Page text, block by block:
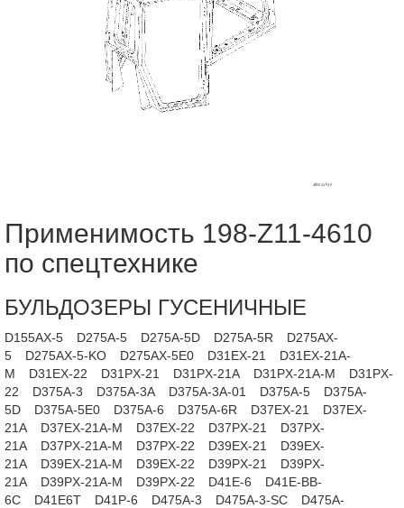
Применимость 198-Z11-4610
по спецтехнике
БУЛЬДОЗЕРЫ ГУСЕНИЧНЫЕ
D155AX-5 D275A-5 D275A-5D D275A-5R
D275AX-
5
D275AX-5-KO D275AX-5E0 D31EX-21
D31EX-21A-
M
D31EX-22 D31PX-21 D31PX-21A D31PX-21A-M
D31PX-
22
D375A-3 D375A-3A D375A-3A-01 D375A-5
D375A-
5D
D375A-5E0 D375A-6 D375A-6R D37EX-21
D37EX-
21A
D37EX-21A-M D37EX-22 D37PX-21
D37PX-
21A
D37PX-21A-M D37PX-22 D39EX-21
D39EX-
21A
D39EX-21A-M D39EX-22 D39PX-21
D39PX-
21A
D39PX-21A-M D39PX-22 D41E-6
D41E-BB-
6C
D41E6T D41P-6 D475A-3 D475A-3-SC
D475A-